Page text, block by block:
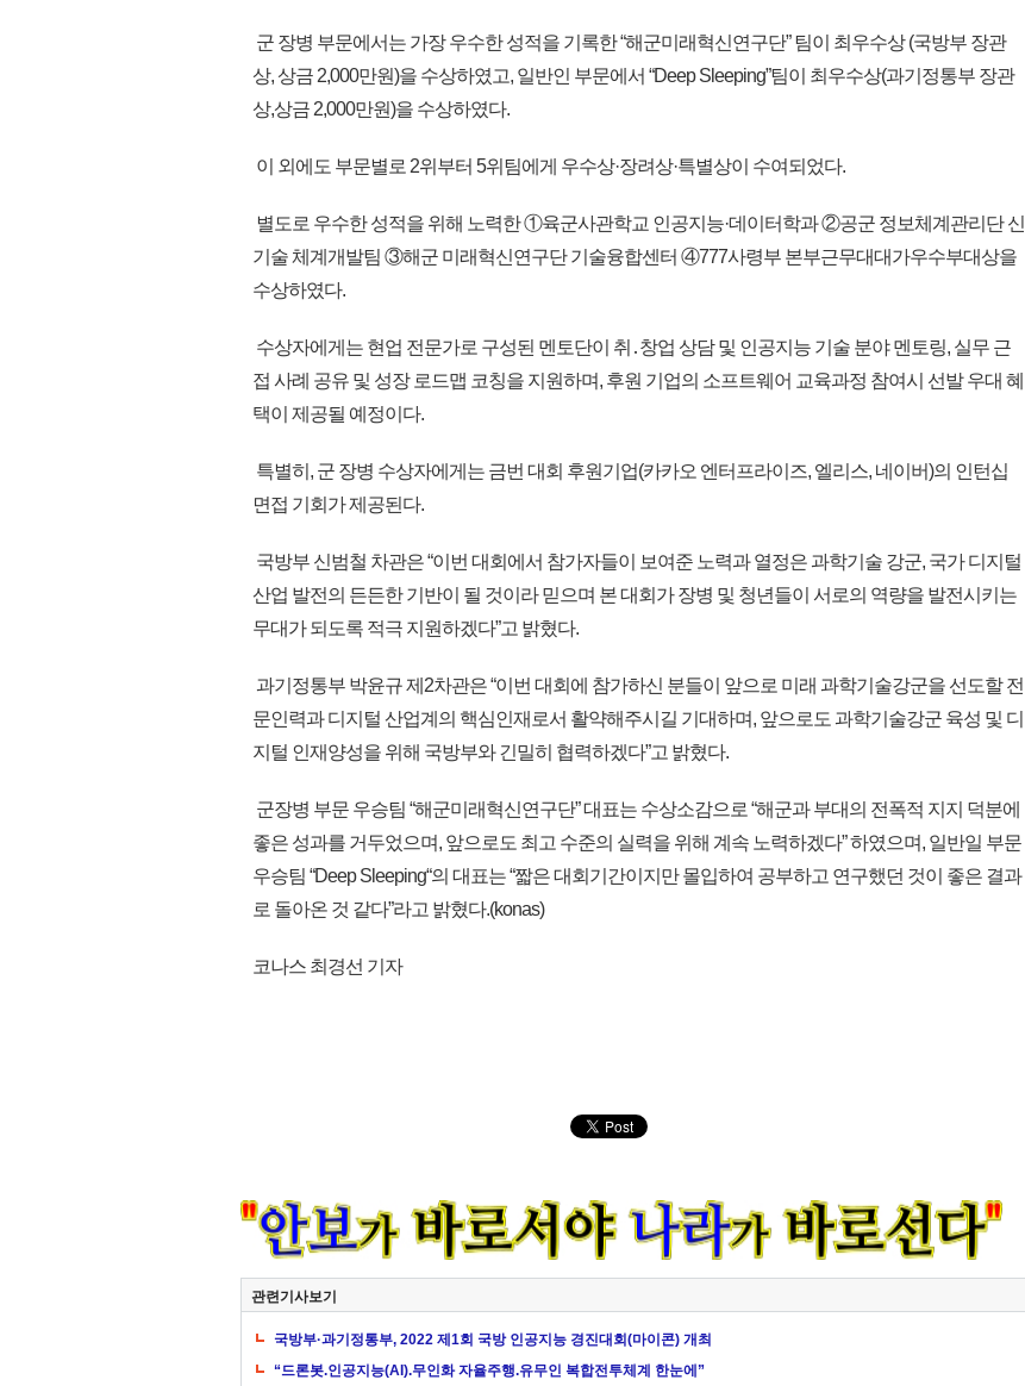
군 장병 부문에서는 가장 우수한 성적을 기록한 “해군미래혁신연구단” 팀이 최우수상 (국방부 장관
상, 상금 2,000만원)을 수상하였고, 일반인 부문에서 “Deep Sleeping”팀이 최우수상(과기정통부 장관
상,상금 2,000만원)을 수상하였다.
이 외에도 부문별로 2위부터 5위팀에게 우수상·장려상·특별상이 수여되었다.
별도로 우수한 성적을 위해 노력한 ①육군사관학교 인공지능·데이터학과 ②공군 정보체계관리단 신
기술 체계개발팀 ③해군 미래혁신연구단 기술융합센터 ④777사령부 본부근무대대가우수부대상을
수상하였다.
수상자에게는 현업 전문가로 구성된 멘토단이 취․창업 상담 및 인공지능 기술 분야 멘토링, 실무 근
접 사례 공유 및 성장 로드맵 코칭을 지원하며, 후원 기업의 소프트웨어 교육과정 참여시 선발 우대 혜
택이 제공될 예정이다.
특별히, 군 장병 수상자에게는 금번 대회 후원기업(카카오 엔터프라이즈, 엘리스, 네이버)의 인턴십
면접 기회가 제공된다.
국방부 신범철 차관은 “이번 대회에서 참가자들이 보여준 노력과 열정은 과학기술 강군, 국가 디지털
산업 발전의 든든한 기반이 될 것이라 믿으며 본 대회가 장병 및 청년들이 서로의 역량을 발전시키는
무대가 되도록 적극 지원하겠다”고 밝혔다.
과기정통부 박윤규 제2차관은 “이번 대회에 참가하신 분들이 앞으로 미래 과학기술강군을 선도할 전
문인력과 디지털 산업계의 핵심인재로서 활약해주시길 기대하며, 앞으로도 과학기술강군 육성 및 디
지털 인재양성을 위해 국방부와 긴밀히 협력하겠다”고 밝혔다.
군장병 부문 우승팀 “해군미래혁신연구단” 대표는 수상소감으로 “해군과 부대의 전폭적 지지 덕분에
좋은 성과를 거두었으며, 앞으로도 최고 수준의 실력을 위해 계속 노력하겠다” 하였으며, 일반일 부문
우승팀 “Deep Sleeping“의 대표는 “짧은 대회기간이지만 몰입하여 공부하고 연구했던 것이 좋은 결과
로 돌아온 것 같다”라고 밝혔다.(konas)
코나스 최경선 기자
관련기사보기
국방부·과기정통부, 2022 제1회 국방 인공지능 경진대회(마이콘) 개최
“드론봇.인공지능(AI).무인화 자율주행.유무인 복합전투체계 한눈에”